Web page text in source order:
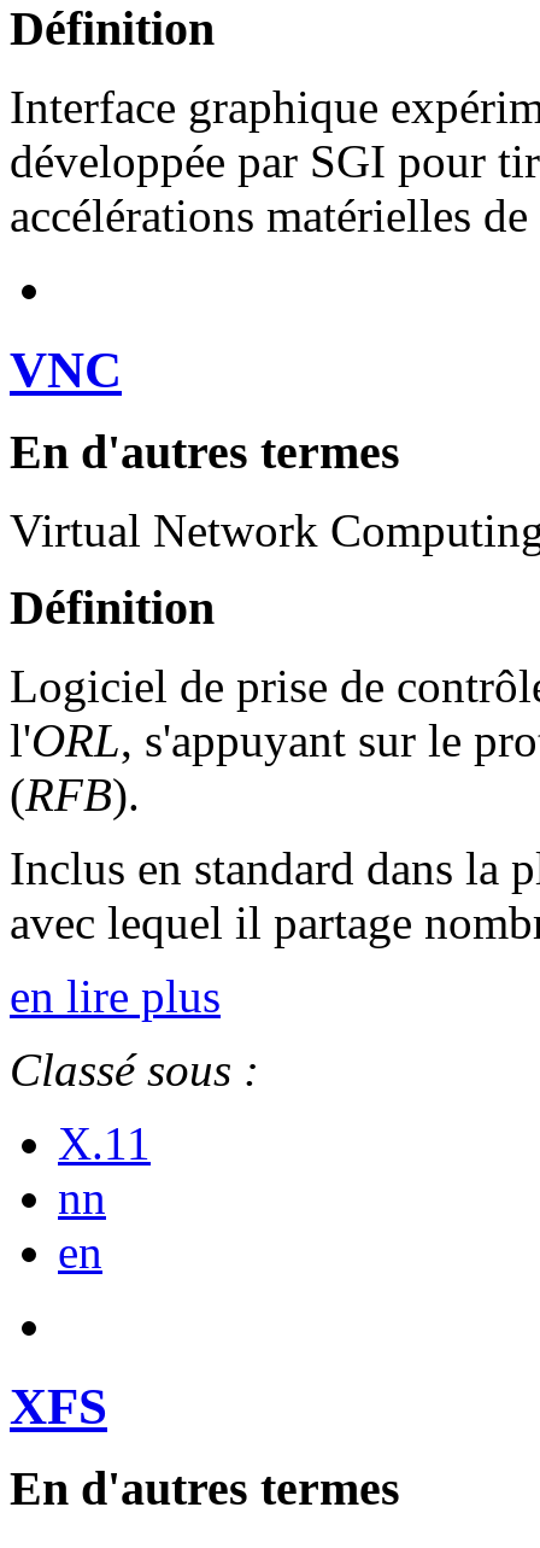
Définition
Interface graphique
développée par SGI pour
accélérations matérielles
VNC
En d'autres termes
Virtual Network
Définition
Logiciel de prise de
l'ORL, s'appuyant sur le
(RFB).
Inclus en standard dans la
avec lequel il partage
en lire plus
Classé sous :
X.11
nn
en
XFS
En d'autres termes